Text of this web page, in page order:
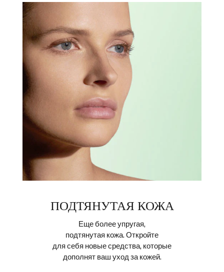
ПОДТЯНУТАЯ КОЖА
Еще более упругая,
подтянутая кожа. Откройте
для себя новые средства, которые
дополнят ваш уход за кожей.